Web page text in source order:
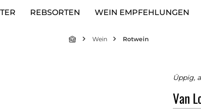
REBSORTEN WEIN EMPFEHLUNGEN
Wein Rotwein
Üppig,
Van